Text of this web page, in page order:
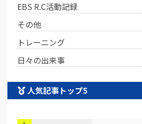
EBS R.C活動記録
その他
トレーニング
日々の出来事
人気記事トップ5